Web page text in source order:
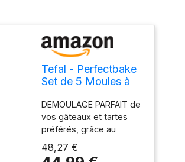
Tefal - Perfectbake
Set de 5 Moules à
Aluminium Recyclé
DEMOULAGE PARFAIT de
vos gâteaux et tartes
préférés, grâce au
revêtement antiadhésif
exclusif de l'ensemble
48,27 €